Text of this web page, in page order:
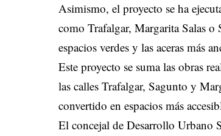
Asimismo, el proyecto se ha
como Trafalgar, Margarita Salas
espacios verdes y las aceras más
Este proyecto se suma las obras
las calles Trafalgar, Sagunto y
convertido en espacios más
El concejal de Desarrollo Urbano